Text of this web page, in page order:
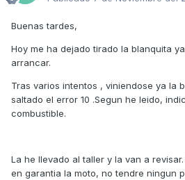
Buenas tardes,
Hoy me ha dejado tirado la blanquita
arrancar.
Tras varios intentos , viniendose ya la
saltado el error 10 .Segun he leido,
combustible.
La he llevado al taller y la van a
en garantia la moto, no tendre ningun